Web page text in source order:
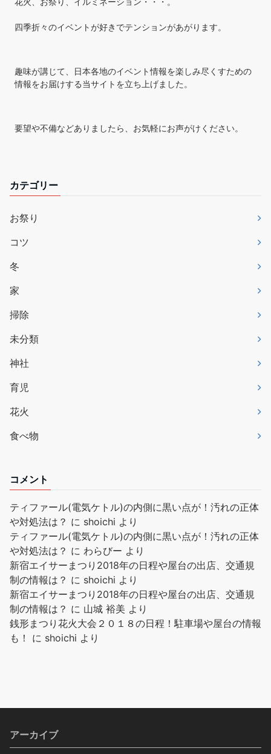
四季折々のイベントが好きでテンションがあがります。
趣味が講じて、日本各地のイベント情報を楽しみ尽くすための
情報をお届けする当サイトを立ち上げました。
要望や不備などありましたら、お気軽にお声がけください。
カテゴリー
お祭り
コツ
冬
家
掃除
未分類
神社
育児
花火
食べ物
コメント
ティファール(電気ケトル)の内側に黒い点が！汚れの正体
や対処法は？ に shoichi より
ティファール(電気ケトル)の内側に黒い点が！汚れの正体
や対処法は？ に わらびー より
新宿エイサーまつり2018年の日程や屋台の出店、交通規
制の情報は？ に shoichi より
新宿エイサーまつり2018年の日程や屋台の出店、交通規
制の情報は？ に 山城 裕美 より
銭形まつり花火大会２０１８の日程！駐車場や屋台の情報
も！
に shoichi より
アーカイブ